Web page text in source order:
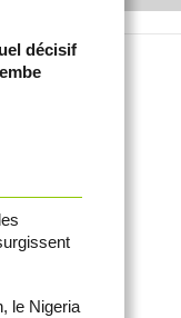
décisif
le Nigeria